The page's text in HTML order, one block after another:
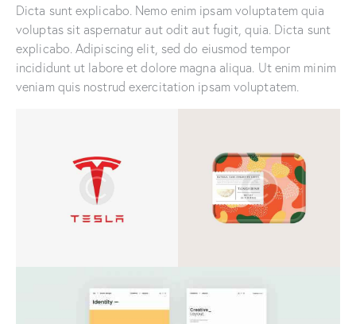
Dicta sunt explicabo. Nemo enim ipsam voluptatem quia
voluptas sit aspernatur aut odit aut fugit, quia. Dicta sunt
explicabo. Adipiscing elit, sed do eiusmod tempor
incididunt ut labore et dolore magna aliqua. Ut enim minim
veniam quis nostrud exercitation ipsam voluptatem.